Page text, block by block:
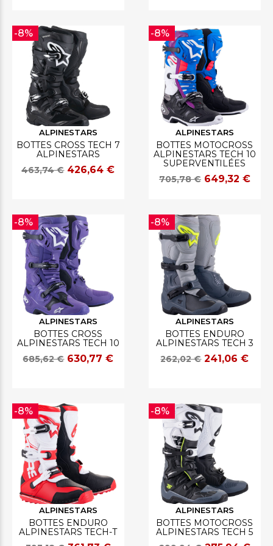
ALPINESTARS
BOTTES CROSS TECH 7
ALPINESTARS
463,74 € 426,64 €
-8%
ALPINESTARS
BOTTES MOTOCROSS
ALPINESTARS TECH 10
SUPERVENTILÉES
705,78 € 649,32 €
-8%
ALPINESTARS
BOTTES CROSS
ALPINESTARS TECH 10
685,62 € 630,77 €
-8%
ALPINESTARS
BOTTES ENDURO
ALPINESTARS TECH 3
262,02 € 241,06 €
-8%
ALPINESTARS
BOTTES ENDURO
ALPINESTARS TECH-T
-8%
ALPINESTARS
BOTTES MOTOCROSS
ALPINESTARS TECH 5
-8%